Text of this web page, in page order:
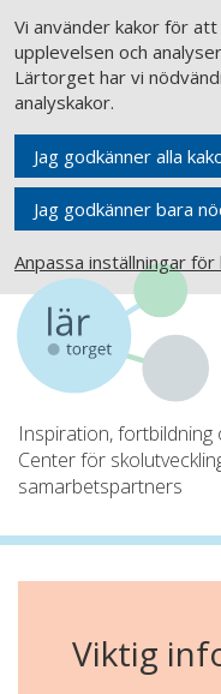
Vi använder kakor för
upplevelsen och
Lärtorget har vi
analyskakor.
Jag godkänner alla
Jag godkänner bara
Anpassa inställningar för
Inspiration,
Center för
samarbetspartners
Viktig